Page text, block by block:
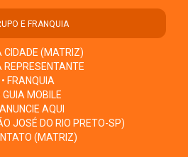
E FRANQUIA
CIDADE (MATRIZ)
REPRESENTANTE
• FRANQUIA
GUIA MOBILE
AQUI
JOSÉ DO RIO PRETO-SP)
(MATRIZ)